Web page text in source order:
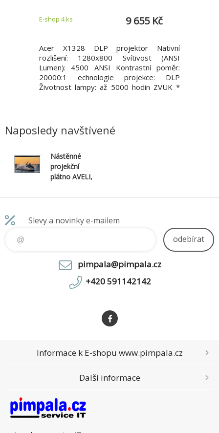
palců s
E-shop 4 ks 9 655 Kč
Acer X1328 DLP projektor Nativní
rozlišení: 1280x800 Svítivost (ANSI
Lumen): 4500 ANSI Kontrastní poměr:
20000:1 echnologie projekce: DLP
Životnost lampy: až 5000 hodin ZVUK *
mimoř
Naposledy navštívené
Nástěnné
projekční
plátno AVELI,
(4:3) 73"
Slevy a novinky e-mailem
odebírat
pimpala@pimpala.cz
+420 591142142
Informace k E-shopu www.pimpala.cz
Další informace